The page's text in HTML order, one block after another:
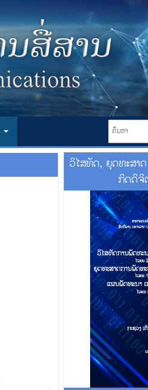
ວິໄສທັດ, ຍຸດທະສາ
ກິດດິຈິ